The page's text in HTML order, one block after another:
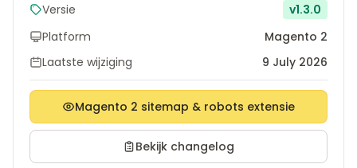
Versie
v1.3.0
Platform
Magento 2
Laatste wijziging
9 July 2026
Magento 2 sitemap & robots extensie
Bekijk changelog